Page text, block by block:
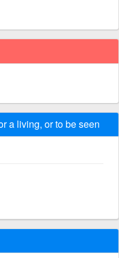
a living, or to be seen